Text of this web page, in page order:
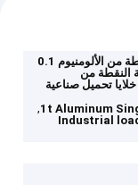
خلية تحميل أحادية النقطة من الألومنيوم 0.1
النقطة من
سعة 1 طن ، خلايا تحميل صناعية
1t Aluminum
,
Industrial